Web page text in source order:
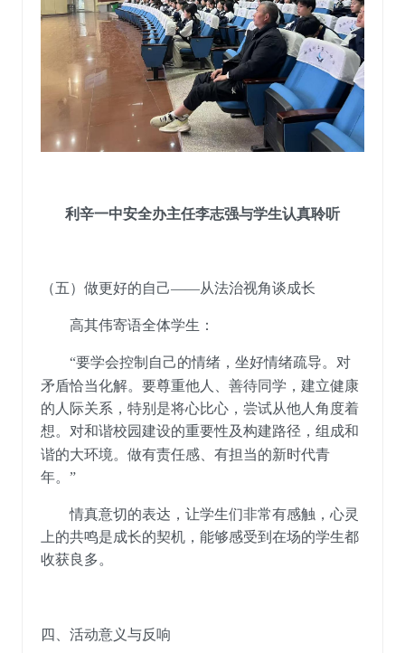
利辛一中安全办主任李志强与学生认真聆听
（五）做更好的自己——从法治视角谈成长
高其伟寄语全体学生：
“要学会控制自己的情绪， 坐好情绪疏导。对
矛盾恰当化解。 要尊重他人、善待同学，建立健康
的人际关系 ， 特别是将心比心，尝试从他人角度着
想。 对和谐校园建设的重要性及构建路径 ，组成和
谐的大环境。 做有责任感、有担当的新时代青
年。 ”
情真意切的表达，让学生们非常有感触，心灵
上的共鸣是成长的契机，能够感受到在场的学生都
收获良多。
四 、活动意义与反响